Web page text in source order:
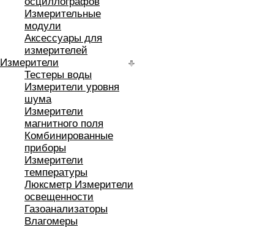
Измерительные
модули
Аксессуары для
измерителей
Измерители
Тестеры воды
Измерители уровня
шума
Измерители
магнитного поля
Комбинированные
приборы
Измерители
температуры
Люксметр Измерители
освещенности
Газоанализаторы
Влагомеры